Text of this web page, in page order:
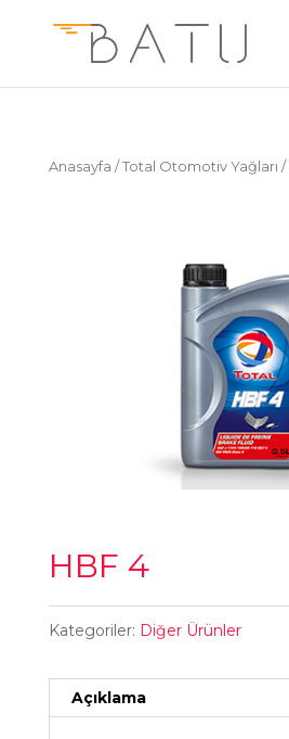
Anasayfa / Total Otomotiv Yağları /
HBF 4
Kategoriler: Diğer Ürünler
Açıklama